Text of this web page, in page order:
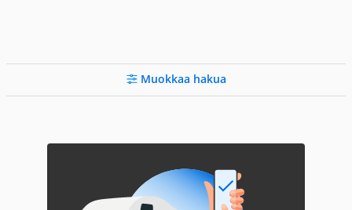
Muokkaa hakua